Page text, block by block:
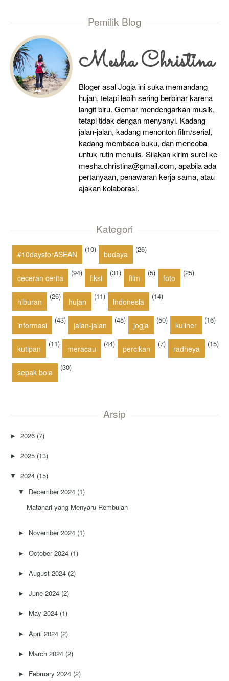
Pemilik Blog
Mesha Christina
Bloger asal Jogja ini suka memandang
hujan, tetapi lebih sering berbinar karena
langit biru. Gemar mendengarkan musik,
tetapi tidak dengan menyanyi. Kadang
jalan-jalan, kadang menonton film/serial,
kadang membaca buku, dan mencoba
untuk rutin menulis. Silakan kirim surel ke
mesha.christina@gmail.com, apabila ada
pertanyaan, penawaran kerja sama, atau
ajakan kolaborasi.
Kategori
#10daysforASEAN
(10)
budaya
(26)
ceceran cerita
(94)
fiksi
(31)
film
(5)
foto
(25)
hiburan
(26)
hujan
(11)
indonesia
(14)
informasi
(43)
jalan-jalan
(45)
jogja
(50)
kuliner
(16)
kutipan
(11)
meracau
(44)
percikan
(7)
radheya
(15)
sepak bola
(30)
Arsip
►2026 (7)
►2025 (13)
▼ 2024 (15)
▼ December 2024 (1)
Matahari yang Menyaru Rembulan
► November 2024 (1)
►October 2024 (1)
►August 2024 (2)
►June 2024 (2)
► May 2024 (1)
►April 2024 (2)
► March 2024 (2)
► February 2024 (2)